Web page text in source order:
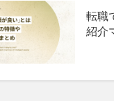
転職
紹介